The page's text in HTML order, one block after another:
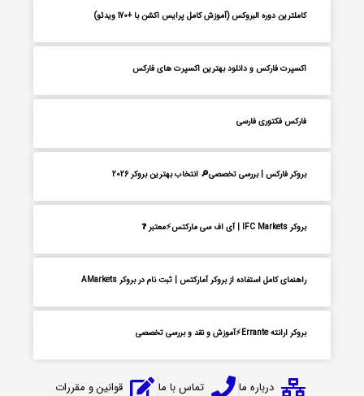
کاملترین دوره البروکس (آموزش کامل پرایس اکشن با +170 ویدئو)
اکسپرت فارکس و دانلود بهترین اکسپرت های فارکس
فارکس فکتوری فارسی
بروکر فارکس | بررسی تخصصی🔎 انتخاب بهترین بروکر 2026
بروکر IFC Markets | آی اف سی مارکتس⚡معتبر ❓
راهنمای کامل استفاده از بروکر آمارکتس | ثبت نام در بروکر AMarkets
بروکر ارانته Errante⚡آموزش و نقد و بررسی تخصصی
درباره ما تماس با ما قوانین و مقررات